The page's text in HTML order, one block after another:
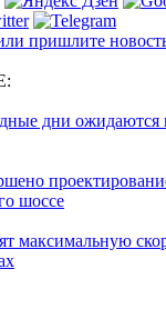
дни ожидаются
шоссе
максимальную